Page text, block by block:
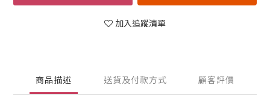
加入追蹤清單
商品描述 送貨及付款方式 顧客評價